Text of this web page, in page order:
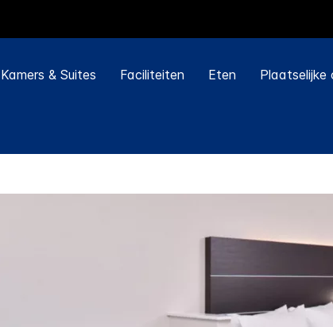
Kamers & Suites Faciliteiten Eten Plaatselijke